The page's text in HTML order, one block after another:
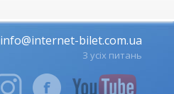
info@internet-bilet.com.ua
З усіх питань